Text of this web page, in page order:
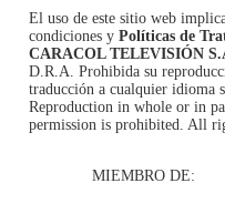
El uso de este sitio web
condiciones y Políticas de
CARACOL TELEVISIÓN
D.R.A. Prohibida su
traducción a cualquier idioma
Reproduction in whole or in
permission is prohibited. All
MIEMBRO DE: